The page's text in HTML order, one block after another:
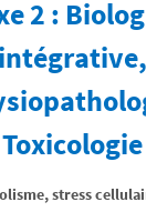
2 :
intégrative,
Toxicologie
stress